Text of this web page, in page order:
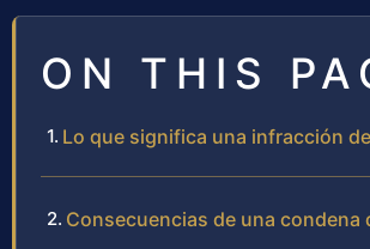
ON THIS
Lo que significa una infracción
Consecuencias de una